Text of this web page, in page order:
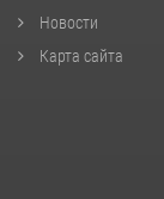
Новости
Карта сайта